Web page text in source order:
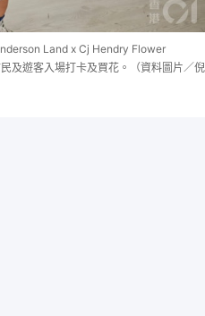
Land x Cj Hendry Flower
及遊客入場打卡及買花。（資料圖片／倪